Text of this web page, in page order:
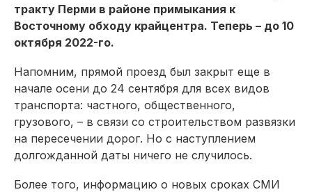
тракту Перми в районе примыкания к
Восточному обходу крайцентра. Теперь – до 10
октября 2022-го.
Напомним, прямой проезд был закрыт еще в
начале осени до 24 сентября для всех видов
транспорта: частного, общественного,
грузового, – в связи со строительством развязки
на пересечении дорог. Но с наступлением
долгожданной даты ничего не случилось.
Более того, информацию о новых сроках СМИ